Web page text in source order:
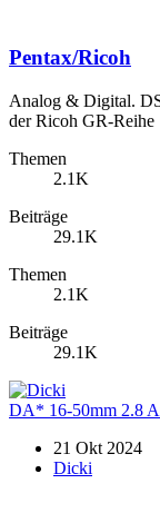
Pentax/Ricoh
Analog & Digital.
der Ricoh GR-Reihe
Themen
2.1K
Beiträge
29.1K
Themen
2.1K
Beiträge
29.1K
DA* 16-50mm 2.8
21 Okt 2024
Dicki